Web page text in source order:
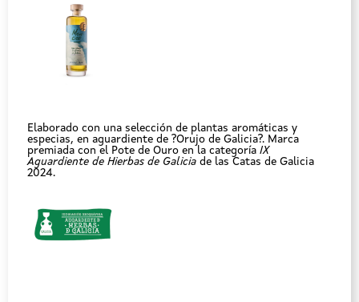
Elaborado con una selección de plantas aromáticas y
especias, en aguardiente de ?Orujo de Galicia?. Marca
premiada con el Pote de Ouro en la categoría IX
Aguardiente de Hierbas de Galicia de las Catas de Galicia
2024.